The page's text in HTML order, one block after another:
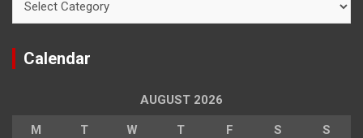
Calendar
AUGUST 2026
M T W T F S S